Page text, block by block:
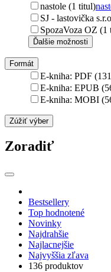
nastole (1 titul)
SJ - lastovička
SpozaVoza OZ (1
Ďalšie možnosti
Formát
E-kniha: PDF
E-kniha: EPUB
E-kniha: MOBI
Zúžiť výber
Zoradiť
Bestsellery
Top hodnotené
Novinky
Najdrahšie
Najlacnejšie
Najvyššia zľava
136 produktov